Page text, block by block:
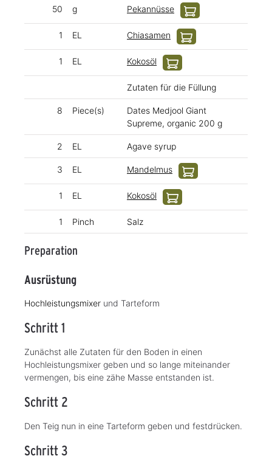
50 g Pekannüsse
1 EL Chiasamen
1 EL Kokosöl
Zutaten für die Füllung
8 Piece(s)
Dates Medjool Giant
Supreme, organic 200 g
2 EL Agave syrup
3 EL Mandelmus
1 EL Kokosöl
1 Pinch Salz
Preparation
Ausrüstung
Hochleistungsmixer und Tarteform
Schritt 1
Zunächst alle Zutaten für den Boden in einen
Hochleistungsmixer geben und so lange miteinander
vermengen, bis eine zähe Masse entstanden ist.
Schritt 2
Den Teig nun in eine Tarteform geben und festdrücken.
Schritt 3